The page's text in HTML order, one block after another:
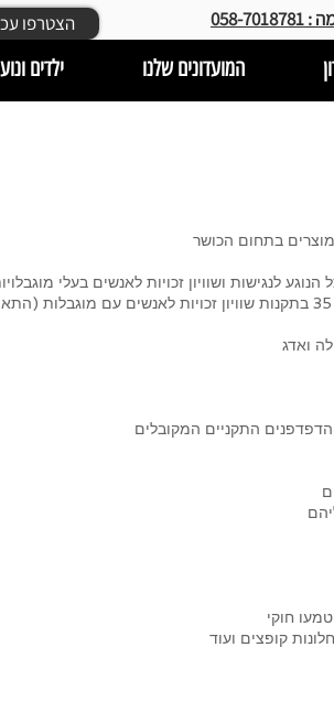
<< הצטרפו :
058-7018781​
המועדונים שלנו ילדים
קופצים ועוד